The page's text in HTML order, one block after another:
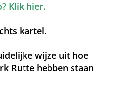
Klik hier.
kartel.
wijze uit hoe
Rutte hebben staan